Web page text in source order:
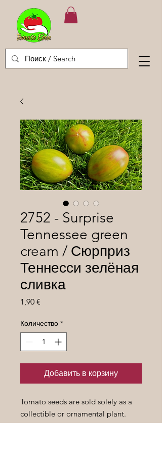
2752 - Surprise
Tennessee green
cream / Сюрприз
Теннесси зелёная
сливка
1,90 €
Количество *
Добавить в корзину
Tomato seeds are sold solely as a
collectible or ornamental plant.
Семена томатов продаются